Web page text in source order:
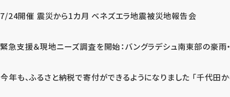
7/24開催 震災から1カ月 ベネズエラ地震被災地報告会
緊急支援＆現地ニーズ調査を開始：バングラデシュ南東部の豪雨
今年も、ふるさと納税で寄付ができるようになりました 「千代田